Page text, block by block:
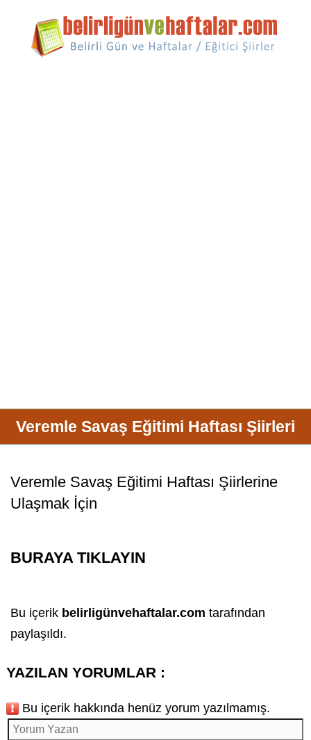
Veremle Savaş Eğitimi Haftası Şiirleri
Veremle SavaşEğitimi Haftası Şiirlerine
Ulaşmak İçin
BURAYA TIKLAYIN
Bu içerik belirligünvehaftalar.com tarafından
paylaşıldı.
YAZILAN YORUMLAR :
Bu içerik hakkında henüz yorum yazılmamış.